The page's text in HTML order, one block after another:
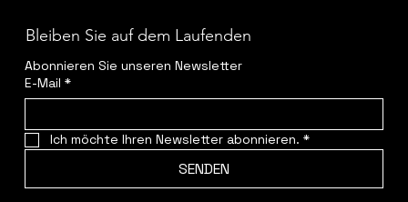
Bleiben Sie auf dem Laufenden
Abonnieren Sie unseren Newsletter
E-Mail *
Ich möchte Ihren Newsletter abonnieren. *
SENDEN